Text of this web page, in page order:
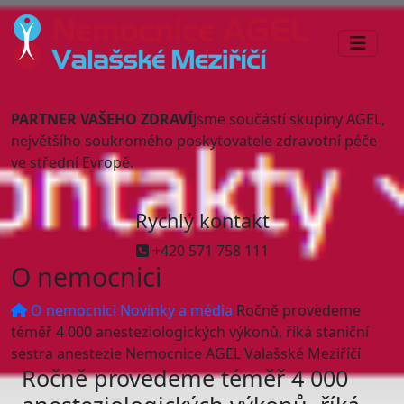
PARTNER VAŠEHO ZDRAVÍJsme součástí skupiny AGEL,
největšího soukromého poskytovatele zdravotní péče
ve střední Evropě.
Rychlý kontakt
+420 571 758 111
O nemocnici
O nemocnici Novinky a média Ročně provedeme
téměř 4 000 anesteziologických výkonů, říká staniční
sestra anestezie Nemocnice AGEL Valašské Meziříčí
Ročně provedeme téměř 4 000